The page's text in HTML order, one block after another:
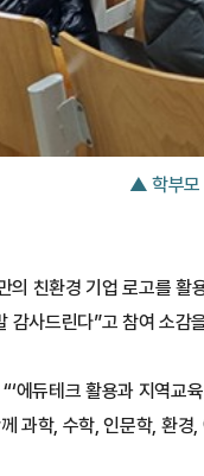
▲ 학부모
의 친환경 기업 로고를
감사드린다”고 참여 소감
에듀테크 활용과 지역교
과학, 수학, 인문학, 환